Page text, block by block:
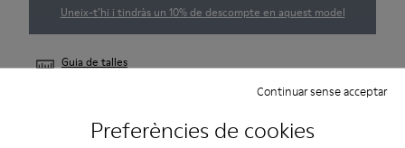
Preferències de cookies
Continuar sense acceptar
Uneix-t’hi i tindràs un 10% de descompte en aquest model
Guia de talles
AVISA'M